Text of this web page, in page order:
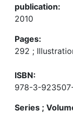
publication:
2010
Pages:
292 ;
ISBN:
978-3-
Series ;